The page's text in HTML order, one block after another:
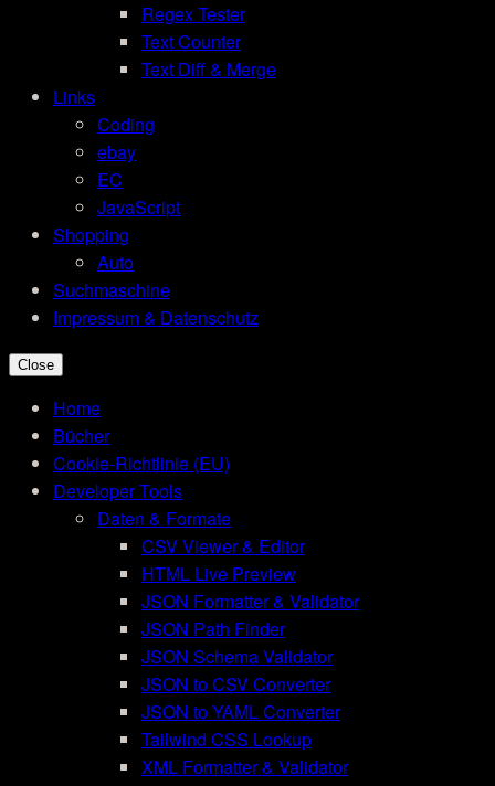
Regex Tester
Text Counter
Text Diff & Merge
Links
Coding
ebay
EC
JavaScript
Shopping
Auto
Suchmaschine
Impressum & Datenschutz
Close
Home
Bücher
Cookie-Richtlinie (EU)
Developer Tools
Daten & Formate
CSV Viewer & Editor
HTML Live Preview
JSON Formatter & Validator
JSON Path Finder
JSON Schema Validator
JSON to CSV Converter
JSON to YAML Converter
Tailwind CSS Lookup
XML Formatter & Validator